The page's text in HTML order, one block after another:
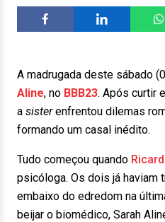
A madrugada deste sábado
Aline, no BBB23. Após curtir
a sisterenfrentou dilemas
formando um casal inédito.
Tudo começou quando
psicóloga. Os dois já haviam
embaixo do edredom na
beijar o biomédico, Sarah